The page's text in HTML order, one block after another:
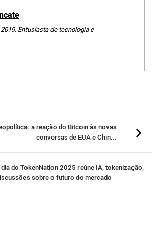
Entusiasta de tecnologia e
a reação do Bitcoin às novas
conversas de EUA e Chin...
do TokenNation 2025 reúne IA, tokenização,
sobre o futuro do mercado